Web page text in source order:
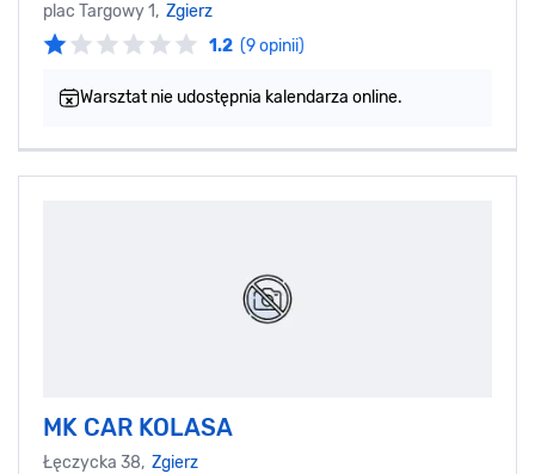
plac Targowy 1, Zgierz
1.2 (9 opinii)
Warsztat nie udostępnia kalendarza online.
MK CAR KOLASA
Łęczycka 38, Zgierz